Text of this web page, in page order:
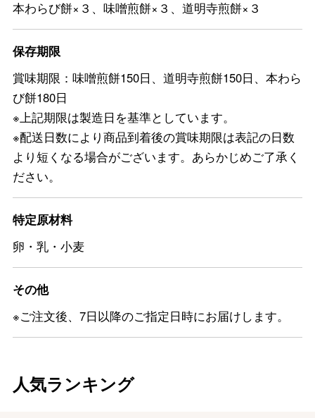
本わらび餅×３、味噌煎餅×３、道明寺煎餅×３
保存期限
賞味期限：味噌煎餅150日、道明寺煎餅150日、本わら
び餅180日
※上記期限は製造日を基準としています。
※配送日数により商品到着後の賞味期限は表記の日数
より短くなる場合がございます。あらかじめご了承く
ださい。
特定原材料
卵・乳・小麦
その他
※ご注文後、7日以降のご指定日時にお届けします。
人気ランキング